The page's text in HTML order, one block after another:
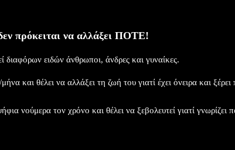
πρόκειται να αλλάξει ΠΟΤΕ!
ειδών άνθρωποι, άνδρες και γυναίκες.​
και θέλει να αλλάξει τη ζωή του γιατί έχει όνειρα και
νούμερα τον χρόνο και θέλει να ξεβολευτεί γιατί